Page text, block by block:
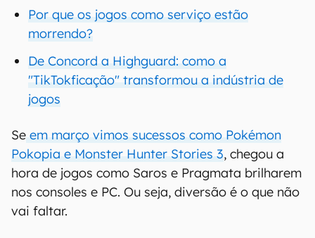
Por que os jogos como serviço estão
morrendo?
De Concord a Highguard: como a
"TikTokficação" transformou a indústria de
jogos
Se em março vimos sucessos como Pokémon
Pokopia e Monster Hunter Stories 3, chegou a
hora de jogos como Saros e Pragmata brilharem
nos consoles e PC. Ou seja, diversão é o que não
vai faltar.